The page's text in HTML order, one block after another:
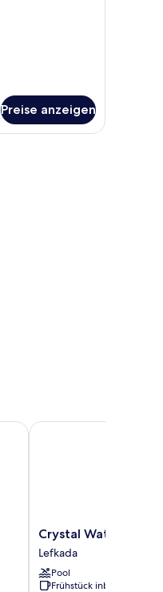
Preise anzeigen
Crystal
Waters
Lefkada
Crystal Waters
Lefkada
Pool
Frühstück inbegriffen
Crystal Waters